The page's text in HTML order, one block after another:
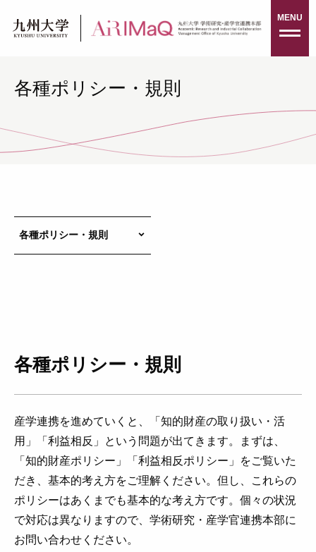
content
MENU
各種ポリシー・規則
各種ポリシー・規則 keyboard_arrow_down
各種ポリシー・規則
産学連携を進めていくと、「知的財産の取り扱い・活
用」「利益相反」という問題が出てきます。まずは、
「知的財産ポリシー」「利益相反ポリシー」をご覧いた
だき、基本的考え方をご理解ください。但し、これらの
ポリシーはあくまでも基本的な考え方です。個々の状況
で対応は異なりますので、学術研究・産学官連携本部に
お問い合わせください。